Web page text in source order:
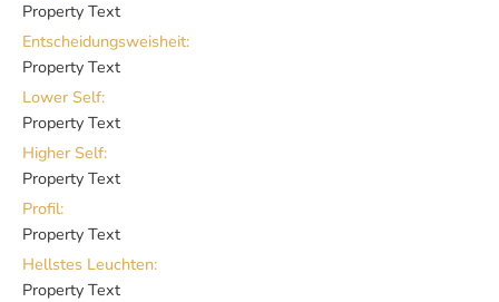
Property Text
Entscheidungsweisheit:
Property Text
Lower Self:
Property Text
Higher Self:
Property Text
Profil:
Property Text
Hellstes Leuchten:
Property Text